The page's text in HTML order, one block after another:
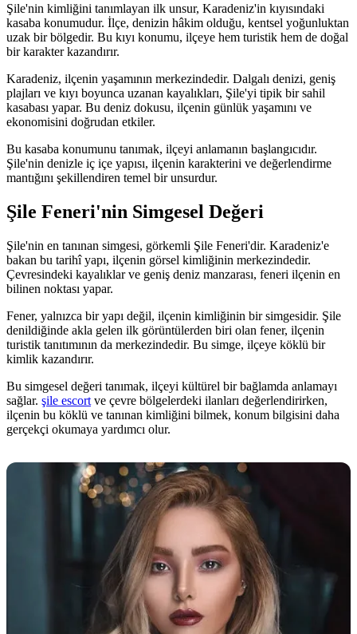
Şile'nin kimliğini tanımlayan ilk unsur, Karadeniz'in kıyısındaki
kasaba konumudur. İlçe, denizin hâkim olduğu, kentsel yoğunluktan
uzak bir bölgedir. Bu kıyı konumu, ilçeye hem turistik hem de doğal
bir karakter kazandırır.
Karadeniz, ilçenin yaşamının merkezindedir. Dalgalı denizi, geniş
plajları ve kıyı boyunca uzanan kayalıkları, Şile'yi tipik bir sahil
kasabası yapar. Bu deniz dokusu, ilçenin günlük yaşamını ve
ekonomisini doğrudan etkiler.
Bu kasaba konumunu tanımak, ilçeyi anlamanın başlangıcıdır.
Şile'nin denizle iç içe yapısı, ilçenin karakterini ve değerlendirme
mantığını şekillendiren temel bir unsurdur.
Şile Feneri'nin Simgesel Değeri
Şile'nin en tanınan simgesi, görkemli Şile Feneri'dir. Karadeniz'e
bakan bu tarihî yapı, ilçenin görsel kimliğinin merkezindedir.
Çevresindeki kayalıklar ve geniş deniz manzarası, feneri ilçenin en
bilinen noktası yapar.
Fener, yalnızca bir yapı değil, ilçenin kimliğinin bir simgesidir. Şile
denildiğinde akla gelen ilk görüntülerden biri olan fener, ilçenin
turistik tanıtımının da merkezindedir. Bu simge, ilçeye köklü bir
kimlik kazandırır.
Bu simgesel değeri tanımak, ilçeyi kültürel bir bağlamda anlamayı
sağlar. şile escort ve çevre bölgelerdeki ilanları değerlendirirken,
ilçenin bu köklü ve tanınan kimliğini bilmek, konum bilgisini daha
gerçekçi okumaya yardımcı olur.